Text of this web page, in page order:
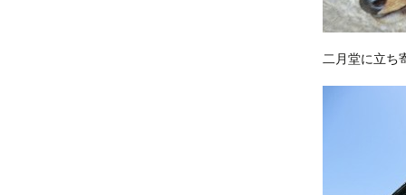
二月堂に立ち